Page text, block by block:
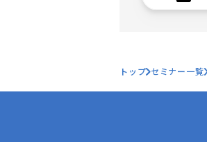
トップ セミナー一覧